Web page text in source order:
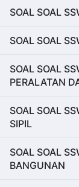
SOAL SOAL
SOAL SOAL
SOAL SOAL
PERALATAN
SOAL SOAL
SIPIL
SOAL SOAL
BANGUNAN